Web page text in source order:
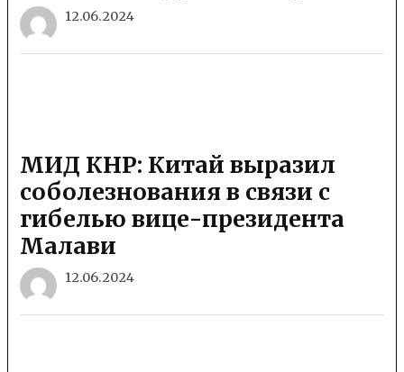
12.06.2024
МИД КНР: Китай выразил
соболезнования в связи с
гибелью вице-президента
Малави
12.06.2024